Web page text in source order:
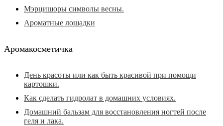
Мэрцишоры символы весны.
Ароматные лошадки
Аромакосметичка
День красоты или как быть красивой при помощи
картошки.
Как сделать гидролат в домашних условиях.
Домашний бальзам для восстановления ногтей после
геля и лака.